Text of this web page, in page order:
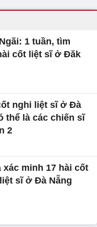
1 tuần, tìm
cốt liệt sĩ ở Đăk
nghi liệt sĩ ở Đà
thể là các chiến sĩ
2
xác minh 17 hài cốt
sĩ ở Đà Nẵng